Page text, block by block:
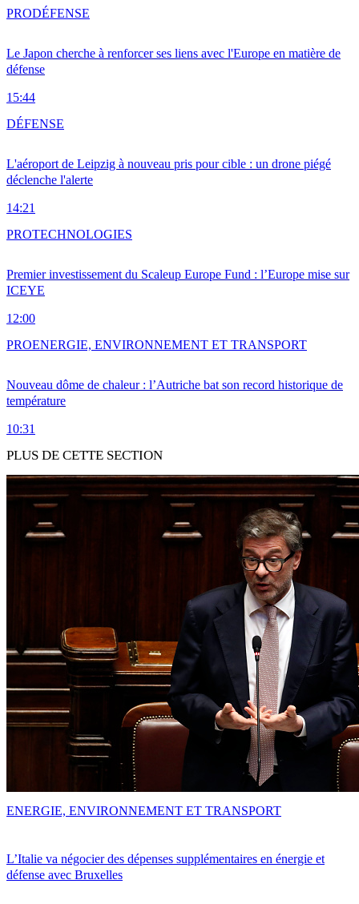
Le Japon cherche à renforcer ses liens avec l'Europe en matière de
défense
15:44
PRODÉFENSE
L'aéroport de Leipzig à nouveau pris pour cible : un drone piégé
déclenche l'alerte
14:21
DÉFENSE
Premier investissement du Scaleup Europe Fund : l’Europe mise sur
ICEYE
12:00
PROTECHNOLOGIES
Nouveau dôme de chaleur : l’Autriche bat son record historique de
température
10:31
PROENERGIE, ENVIRONNEMENT ET TRANSPORT
PLUS DE CETTE SECTION
L’Italie va négocier des dépenses supplémentaires en énergie et
défense avec Bruxelles
ENERGIE, ENVIRONNEMENT ET TRANSPORT